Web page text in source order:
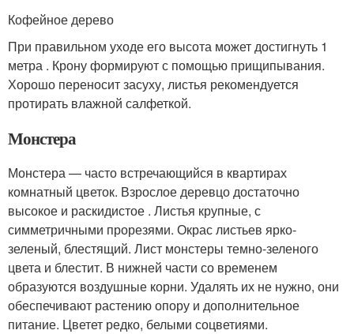
Кофейное дерево
При правильном уходе его высота может достигнуть 1
метра . Крону формируют с помощью прищипывания.
Хорошо переносит засуху, листья рекомендуется
протирать влажной салфеткой.
Монстера
Монстера — часто встречающийся в квартирах
комнатный цветок. Взрослое деревцо достаточно
высокое и раскидистое . Листья крупные, с
симметричными прорезями. Окрас листьев ярко-
зеленый, блестящий. Лист монстеры темно-зеленого
цвета и блестит. В нижней части со временем
образуются воздушные корни. Удалять их не нужно, они
обеспечивают растению опору и дополнительное
питание. Цветет редко, белыми соцветиями.